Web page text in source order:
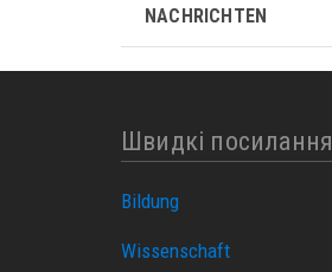
NACHRICHTEN
Швидкі посилання
Bildung
Wissenschaft